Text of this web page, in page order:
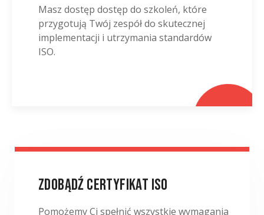
Masz dostęp dostęp do szkoleń, które
przygotują Twój zespół do skutecznej
implementacji i utrzymania standardów
ISO.
Zdobądź certyfikat ISO
Pomożemy Ci spełnić wszystkie wymagania